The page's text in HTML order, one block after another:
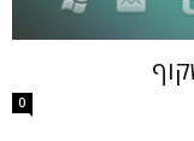
0